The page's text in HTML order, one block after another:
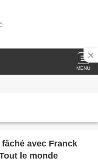
MENU
avec Franck
le monde